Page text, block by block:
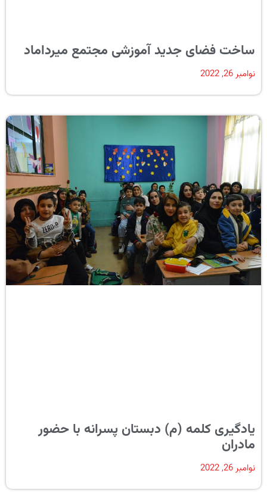
ساخت فضای جدید آموزشی مجتمع میرداماد
نوامبر 26, 2022
یادگیری کلمه (م) دبستان پسرانه با حضور
مادران
نوامبر 26, 2022